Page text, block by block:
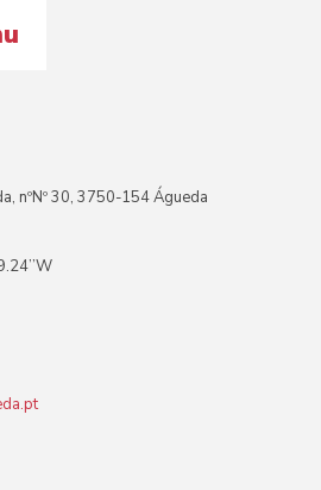
nºNº 30, 3750-154 Águeda